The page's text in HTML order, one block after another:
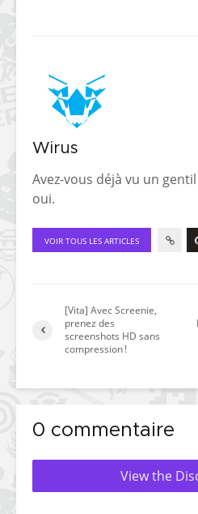
Wirus
Avez-vous déjà vu un
oui.
VOIR TOUS LES ARTICLES
[Vita] Avec Screenie,
prenez des
screenshots HD sans
compression !
0 commentaire
View the